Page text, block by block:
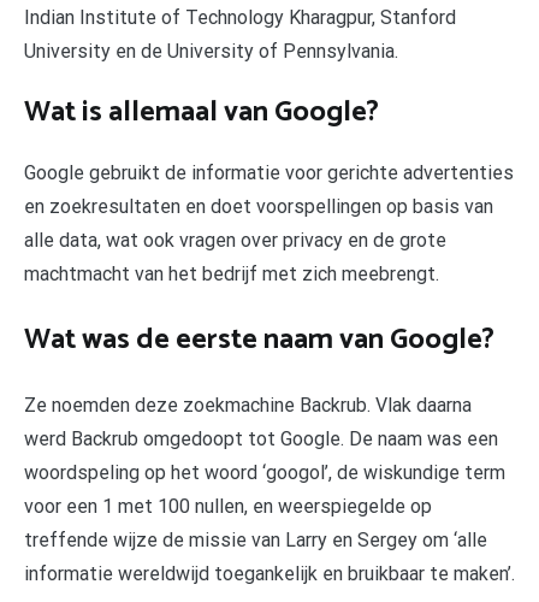
Indian Institute of Technology Kharagpur, Stanford
University en de University of Pennsylvania.
Wat is allemaal van Google?
Google gebruikt de informatie voor gerichte advertenties
en zoekresultaten en doet voorspellingen op basis van
alle data, wat ook vragen over privacy en de grote
machtmacht van het bedrijf met zich meebrengt.
Wat was de eerste naam van Google?
Ze noemden deze zoekmachine Backrub. Vlak daarna
werd Backrub omgedoopt tot Google. De naam was een
woordspeling op het woord ‘googol’, de wiskundige term
voor een 1 met 100 nullen, en weerspiegelde op
treffende wijze de missie van Larry en Sergey om ‘alle
informatie wereldwijd toegankelijk en bruikbaar te maken’.